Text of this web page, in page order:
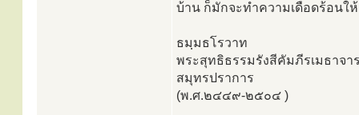
บ้าน ก็มักจะทำความเดือดร้อนให้
ธมฺมธโรวาท
พระสุทธิธรรมรังสีคัมภีรเมธาจา
สมุทรปราการ
(พ.ศ.๒๔๔๙-๒๕๐๔ )